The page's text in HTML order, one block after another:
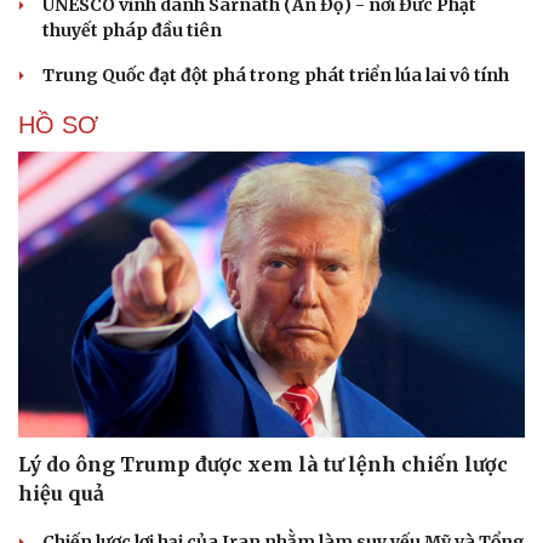
UNESCO vinh danh Sarnath (Ấn Độ) - nơi Đức Phật
thuyết pháp đầu tiên
Trung Quốc đạt đột phá trong phát triển lúa lai vô tính
HỒ SƠ
Lý do ông Trump được xem là tư lệnh chiến lược
hiệu quả